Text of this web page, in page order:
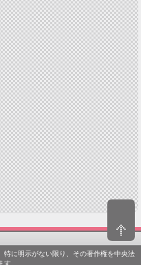
に明示がない限り、その著作権を中央法
。